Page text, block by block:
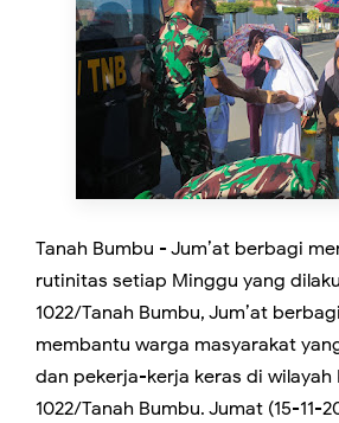
Tanah Bumbu - Jum’at berbagi
rutinitas setiap Minggu yang
1022/Tanah Bumbu, Jum’at
membantu warga masyarakat
dan pekerja-kerja keras di wilayah
1022/Tanah Bumbu. Jumat (15-11-